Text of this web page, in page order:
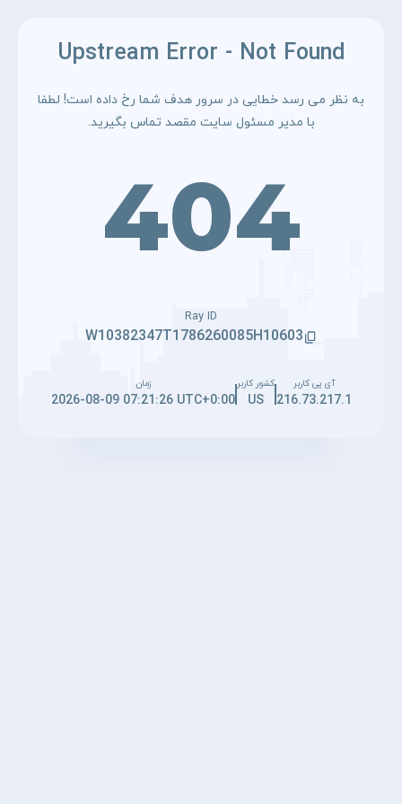
Upstream Error - Not Found
به نظر می رسد خطایی در سرور هدف شما رخ داده است! لطفا
با مدیر مسئول سایت مقصد تماس بگیرید.
404
Ray ID
W10382347T1786260085H10603
آی پی کاربر
216.73.217.1
کشور کاربر
US
زمان
2026-08-09 07:21:26 UTC+0:00